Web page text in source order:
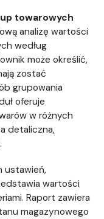
towarowych
analizę wartości
według
może określić,
zostać
grupowania
oferuje
w różnych
detaliczna,
ustawień,
wartości
Raport zawiera
magazynowego